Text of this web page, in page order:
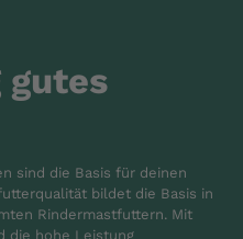
gutes
sind die Basis für deinen
bildet die Basis in
Rindermastfuttern. Mit
die hohe Leistung